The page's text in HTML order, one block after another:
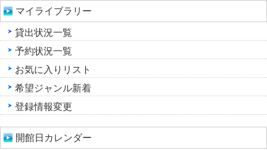
マイライブラリー
貸出状況一覧
予約状況一覧
お気に入りリスト
希望ジャンル新着
登録情報変更
開館日カレンダー